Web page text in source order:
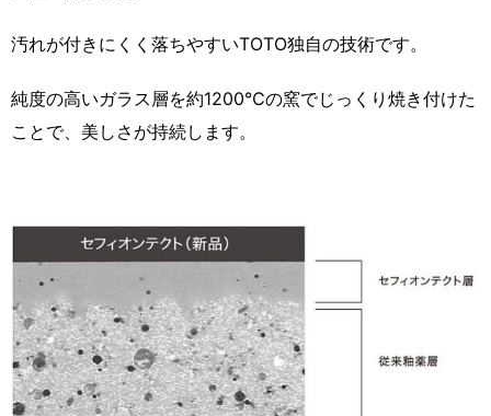
汚れが付きにくく落ちやすいTOTO独自の技術です。
純度の高いガラス層を約1200℃の窯でじっくり焼き付けた
ことで、美しさが持続します。